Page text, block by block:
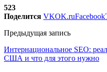
523
Поделится VKOK.ruFacebook
Предыдущая запись
Интернациональное SEO:
США и что для этого нужно